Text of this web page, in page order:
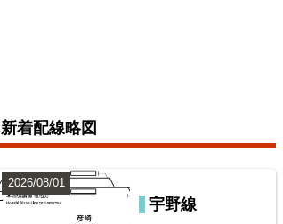
新着配線略図
宇野線
2026/08/01